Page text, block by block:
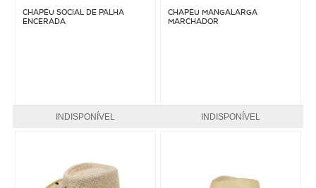
CHAPÉU SOCIAL DE PALHA
ENCERADA
INDISPONÍVEL
CHAPÉU MANGALARGA
MARCHADOR
INDISPONÍVEL